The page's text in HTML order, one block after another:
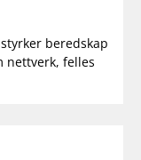
beredskap
nettverk, felles